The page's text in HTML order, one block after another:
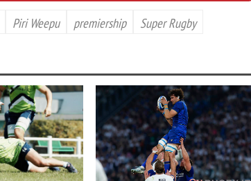
Piri Weepu premiership Super Rugby